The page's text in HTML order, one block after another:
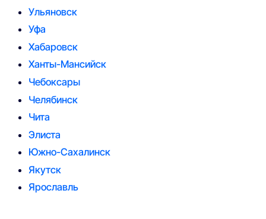
Ульяновск
Уфа
Хабаровск
Ханты-Мансийск
Чебоксары
Челябинск
Чита
Элиста
Южно-Сахалинск
Якутск
Ярославль